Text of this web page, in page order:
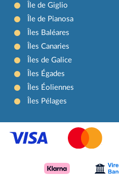
Île de Giglio
Île de Pianosa
Îles Baléares
Îles Canaries
Îles de Galice
Îles Égades
Îles Éoliennes
Îles Pélages